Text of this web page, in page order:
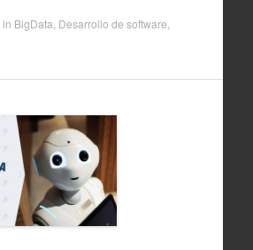
in BigData Desarrollo de software